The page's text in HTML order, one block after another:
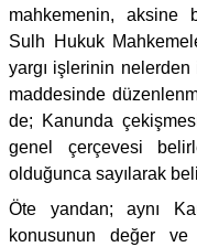
mahkemenin, aksine
Sulh Hukuk
yargı işlerinin
maddesinde
de; Kanunda
genel çerçevesi
olduğunca sayılarak
Öte yandan; aynı
konusunun değer ve